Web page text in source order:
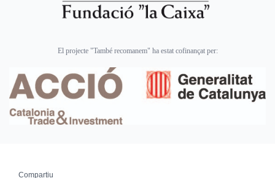
El projecte "També recomanem" ha estat cofinançat per:
Compartiu